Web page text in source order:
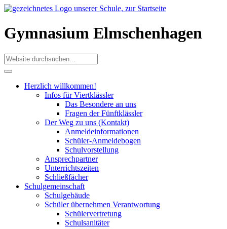
Gymnasium Elmschenhagen
Herzlich willkommen!
Infos für Viertklässler
Das Besondere an uns
Fragen der Fünftklässler
Der Weg zu uns (Kontakt)
Anmeldeinformationen
Schüler-Anmeldebogen
Schulvorstellung
Ansprechpartner
Unterrichtszeiten
Schließfächer
Schulgemeinschaft
Schulgebäude
Schüler übernehmen Verantwortung
Schülervertretung
Schulsanitäter